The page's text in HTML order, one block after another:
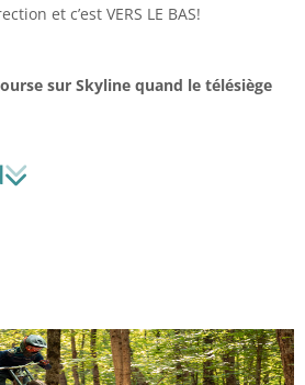
et c’est VERS LE BAS!
sur Skyline quand le télésiège